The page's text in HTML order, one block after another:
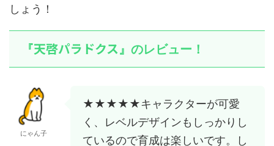
しょう！
『天啓パラドクス』のレビュー！
にゃん子
★★★★★キャラクターが可愛
く、レベルデザインもしっかりし
ているので育成は楽しいです。し